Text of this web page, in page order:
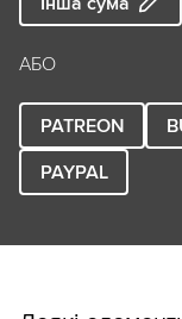
АБО
PATREON
PAYPAL